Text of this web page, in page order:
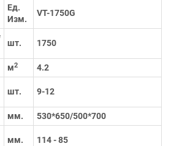
Ед.
Изм.
VT-1750G
шт. 1750
м2
4.2
шт. 9-12
мм.
530*650/500*700
мм. 114 - 85